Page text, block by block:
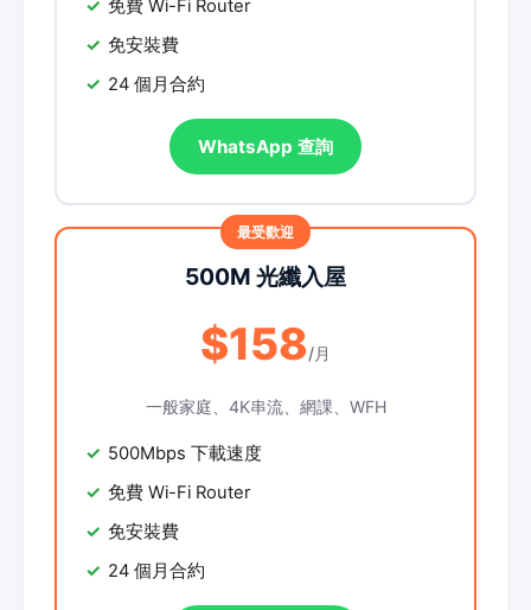
免費 Wi-Fi Router
免安裝費
24 個月合約
WhatsApp 查詢
500M 光纖入屋
$158/月
一般家庭、4K串流、網課、WFH
500Mbps 下載速度
免費 Wi-Fi Router
免安裝費
24 個月合約